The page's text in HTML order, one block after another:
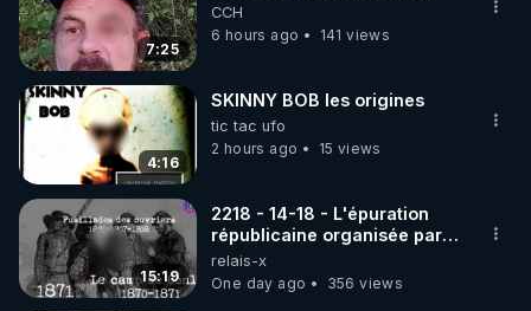
7:25
CCH
6 hours ago
141 views
4:16
SKINNY BOB les origines
tic tac ufo
2 hours ago
15 views
15:19
2218 - 14-18 - L'épuration
républicaine organisée par
les frères de la truelle
relais-x
One day ago
356 views